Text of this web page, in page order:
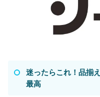
迷ったらこれ！品揃
最高